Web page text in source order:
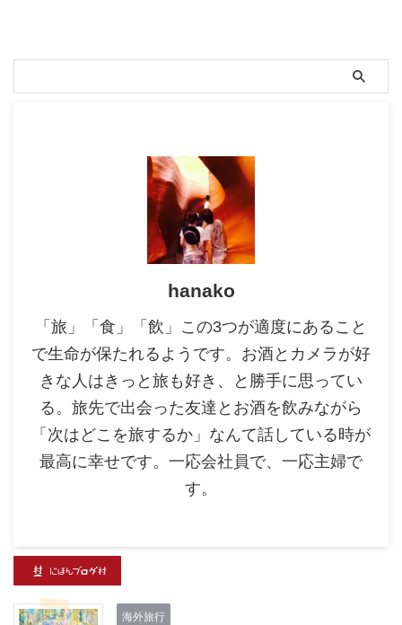
hanako
「旅」「食」「飲」この3つが適度にあること
で生命が保たれるようです。お酒とカメラが好
きな人はきっと旅も好き、と勝手に思ってい
る。旅先で出会った友達とお酒を飲みながら
「次はどこを旅するか」なんて話している時が
最高に幸せです。一応会社員で、一応主婦で
す。
海外旅行